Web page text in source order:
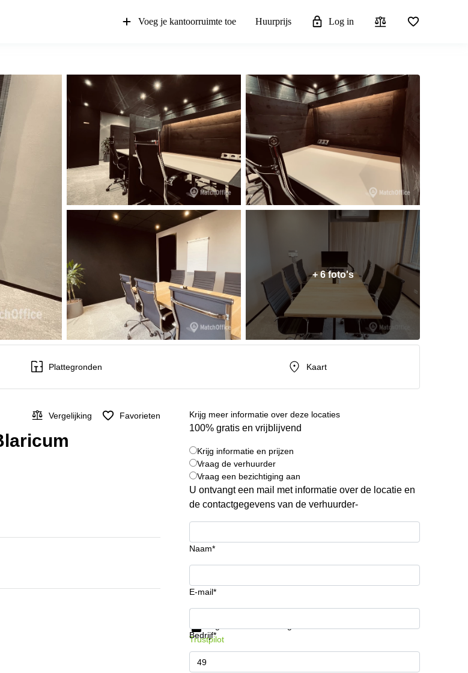
Voeg je kantoorruimte toe Huurprijs Log in
+ 6 foto's
Plattegronden Kaart
Vergelijking Favorieten Krijg meer informatie over deze locaties
100% gratis en vrijblijvend
Krijg informatie en prijzen
Vraag de verhuurder
Vraag een bezichtiging aan
U ontvangt een mail met informatie over de locatie en
de contactgegevens van de verhuurder-
Naam*
E-mail*
Bedrijf*
Krijg informatie en prijzen
Trustpilot